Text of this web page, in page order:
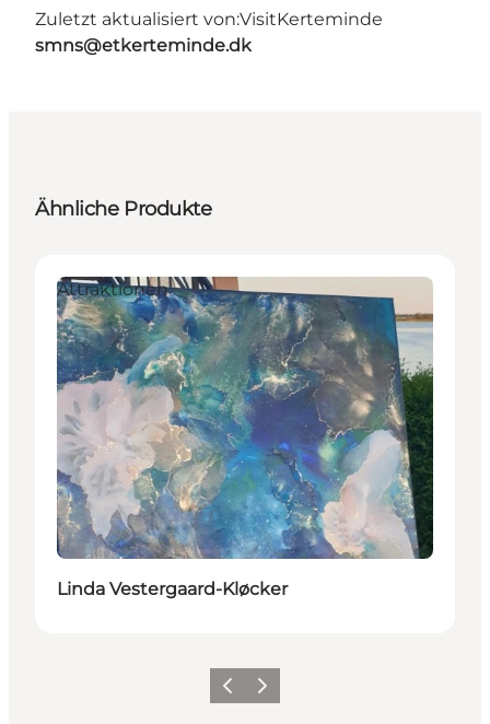
Zuletzt aktualisiert von:VisitKerteminde
smns@etkerteminde.dk
Ähnliche Produkte
Attraktionen
Linda Vestergaard-Kløcker
ZurückWeiter